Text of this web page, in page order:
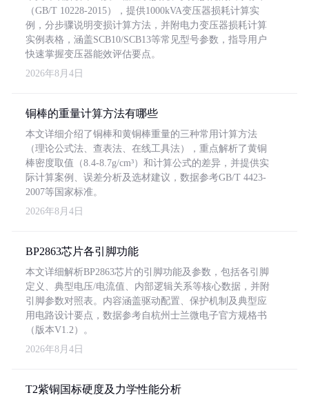
（GB/T 10228-2015），提供1000kVA变压器损耗计算实
例，分步骤说明变损计算方法，并附电力变压器损耗计算
实例表格，涵盖SCB10/SCB13等常见型号参数，指导用户
快速掌握变压器能效评估要点。
2026年8月4日
铜棒的重量计算方法有哪些
本文详细介绍了铜棒和黄铜棒重量的三种常用计算方法
（理论公式法、查表法、在线工具法），重点解析了黄铜
棒密度取值（8.4-8.7g/cm³）和计算公式的差异，并提供实
际计算案例、误差分析及选材建议，数据参考GB/T 4423-
2007等国家标准。
2026年8月4日
BP2863芯片各引脚功能
本文详细解析BP2863芯片的引脚功能及参数，包括各引脚
定义、典型电压/电流值、内部逻辑关系等核心数据，并附
引脚参数对照表。内容涵盖驱动配置、保护机制及典型应
用电路设计要点，数据参考自杭州士兰微电子官方规格书
（版本V1.2）。
2026年8月4日
T2紫铜国标硬度及力学性能分析